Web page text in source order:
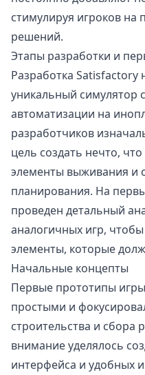
стимулируя игроков на
решений.
Этапы разработки и
Разработка Satisfactory
уникальный симулятор
автоматизации на
разработчиков
цель создать нечто,
элементы выживания и
планирования. На
проведен детальный
аналогичных игр,
элементы, которые
Начальные концепты
Первые прототипы
простыми и
строительства и сбора
внимание уделялось
интерфейса и удобных